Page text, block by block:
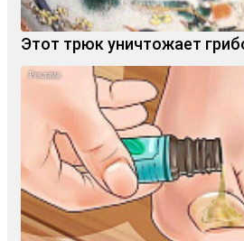
Этот трюк уничтожает